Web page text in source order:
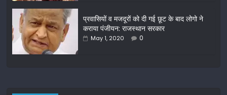
प्रवासियों व मजदूरों को दी गई छूट के बाद लोगो ने
कराया पंजीयन: राजस्थान सरकार
May 1, 2020 0